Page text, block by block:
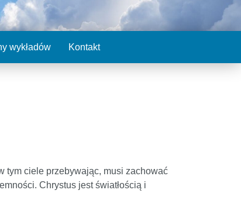
wykładów Kontakt
tym ciele przebywając, musi zachować
Chrystus jest światłością i